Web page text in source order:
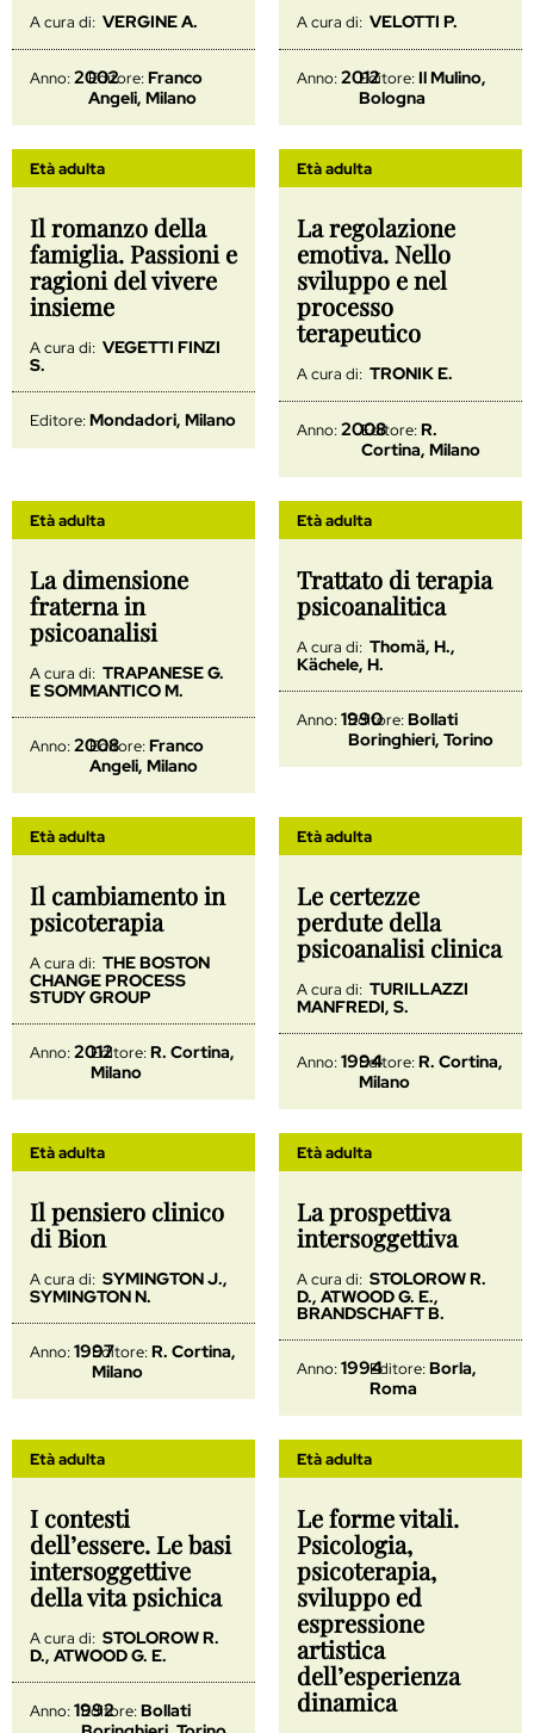
A cura di: VERGINE A.
Anno:2002
Editore:Franco
Angeli, Milano
A cura di: VELOTTI P.
Anno:2012Editore:Il Mulino,
Bologna
Età adulta
Il romanzo della
famiglia. Passioni e
ragioni del vivere
insieme
A cura di: VEGETTI FINZI
S.
Editore:Mondadori, Milano
Età adulta
La regolazione
emotiva. Nello
sviluppo e nel
processo
terapeutico
A cura di: TRONIK E.
Anno:2008
Editore: R.
Cortina, Milano
Età adulta
La dimensione
fraterna in
psicoanalisi
A cura di: TRAPANESE G.
E SOMMANTICO M.
Anno:2008
Editore:Franco
Angeli, Milano
Età adulta
Trattato di terapia
psicoanalitica
A cura di: Thomä, H.,
Kächele, H.
Anno:1990
Editore:Bollati
Boringhieri, Torino
Età adulta
Il cambiamento in
psicoterapia
A cura di: THE BOSTON
CHANGE PROCESS
STUDY GROUP
Anno:2012Editore:R. Cortina,
Milano
Età adulta
Le certezze
perdute della
psicoanalisi clinica
A cura di: TURILLAZZI
MANFREDI, S.
Anno:1994
Editore: R. Cortina,
Milano
Età adulta
Il pensiero clinico
di Bion
A cura di: SYMINGTON J.,
SYMINGTON N.
Anno:1997Editore:R. Cortina,
Milano
Età adulta
La prospettiva
intersoggettiva
A cura di: STOLOROW R.
D., ATWOOD G. E.,
BRANDSCHAFT B.
Anno:1994Editore:Borla,
Roma
Età adulta
I contesti
dell’essere. Le basi
intersoggettive
della vita psichica
A cura di: STOLOROW R.
D., ATWOOD G. E.
Anno:1992
Editore:Bollati
Età adulta
Le forme vitali.
Psicologia,
psicoterapia,
sviluppo ed
espressione
artistica
dell’esperienza
dinamica